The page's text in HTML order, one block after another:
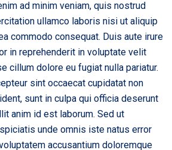
ad minim veniam, quis nostrud
ullamco laboris nisi ut aliquip
commodo consequat. Duis aute irure
in reprehenderit in voluptate velit
cillum dolore eu fugiat nulla pariatur.
sint occaecat cupidatat non
sunt in culpa qui officia deserunt
anim id est laborum. Sed ut
unde omnis iste natus error
accusantium doloremque